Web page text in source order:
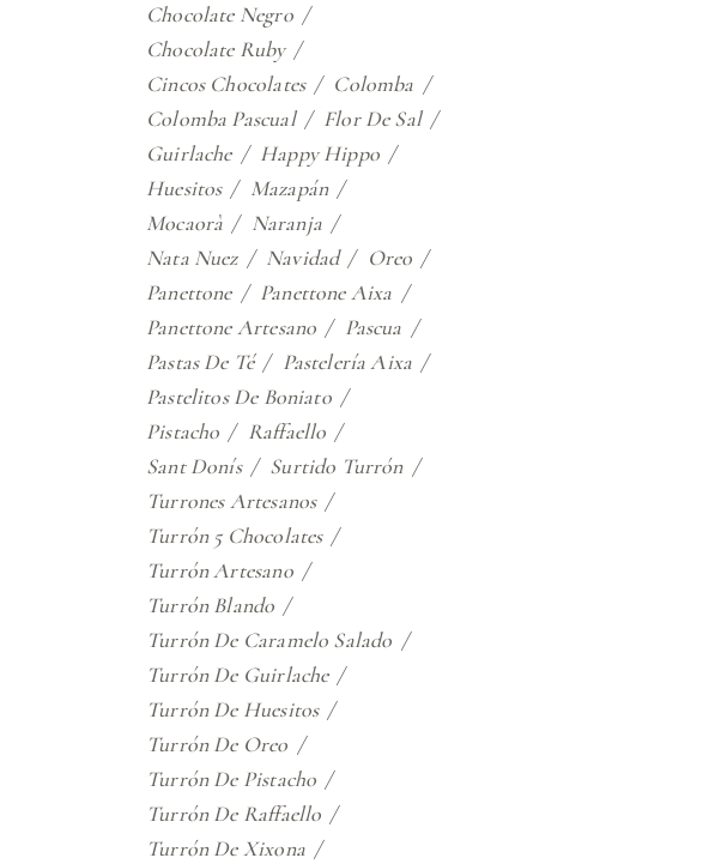
Chocolate Negro
Chocolate Ruby
Cincos Chocolates
Colomba
Colomba Pascual
Flor De Sal
Guirlache
Happy Hippo
Huesitos
Mazapán
Mocaorà
Naranja
Nata Nuez
Navidad
Oreo
Panettone
Panettone Aixa
Panettone Artesano
Pascua
Pastas De Té
Pastelería Aixa
Pastelitos De Boniato
Pistacho
Raffaello
Sant Donís
Surtido Turrón
Turrones Artesanos
Turrón 5 Chocolates
Turrón Artesano
Turrón Blando
Turrón De Caramelo Salado
Turrón De Guirlache
Turrón De Huesitos
Turrón De Oreo
Turrón De Pistacho
Turrón De Raffaello
Turrón De Xixona